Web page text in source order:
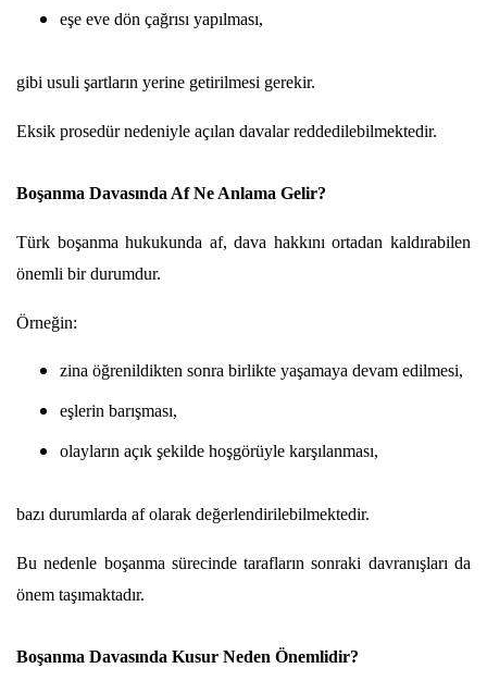
eşe eve dön çağrısı yapılması,
gibi usuli şartların yerine getirilmesi gerekir.
Eksik prosedür nedeniyle açılan davalar reddedilebilmektedir.
Boşanma Davasında Af Ne Anlama Gelir?
Türk boşanma hukukunda af, dava hakkını ortadan kaldırabilen
önemli bir durumdur.
Örneğin:
zina öğrenildikten sonra birlikte yaşamaya devam edilmesi,
eşlerin barışması,
olayların açık şekilde hoşgörüyle karşılanması,
bazı durumlarda af olarak değerlendirilebilmektedir.
Bu nedenle boşanma sürecinde tarafların sonraki davranışları da
önem taşımaktadır.
Boşanma Davasında Kusur Neden Önemlidir?